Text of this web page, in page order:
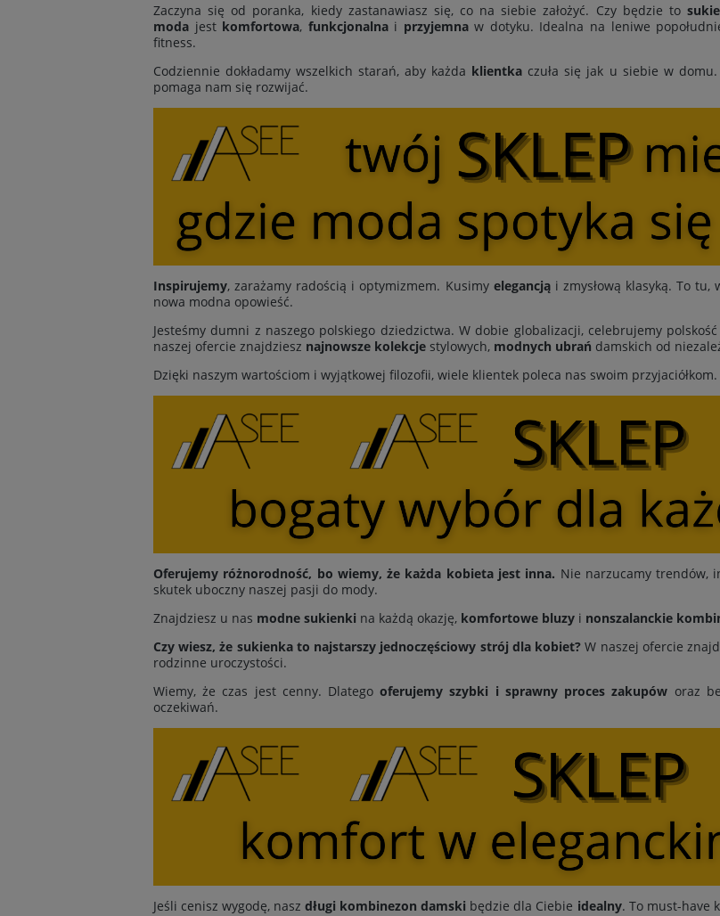
Zaczyna się od poranka, kiedy zastanawiasz się, co na siebie założyć. Czy będzie to
moda jest komfortowa, funkcjonalnai przyjemnaw dotyku. Idealna na leniwe
fitness.
Codziennie dokładamy wszelkich starań, aby każda klientka czuła się jak u siebie w
pomaga nam się rozwijać.
Inspirujemy, zarażamy radością i optymizmem. Kusimy elegancjąi zmysłową klasyką. To tu,
nowa modna opowieść.
Jesteśmy dumni z naszego polskiego dziedzictwa. W dobie globalizacji, celebrujemy
naszej ofercie znajdziesz najnowsze kolekcje stylowych, modnych ubrań damskich od
Dzięki naszym wartościom i wyjątkowej filozofii, wiele klientek poleca nas swoim
Oferujemy różnorodność, bo wiemy, że każda kobieta jest inna. Nie narzucamy trendów,
skutek uboczny naszej pasji do mody.
Znajdziesz u nas modne sukienki na każdą okazję, komfortowe bluzy i nonszalanckie
Czy wiesz, że sukienka to najstarszy jednoczęściowy strój dla kobiet? W naszej ofercie
rodzinne uroczystości.
Wiemy, że czas jest cenny. Dlategooferujemy szybki i sprawny proces zakupów oraz
oczekiwań.
Jeśli cenisz wygodę, naszdługi kombinezon damski będzie dla Ciebie idealny. To must-have